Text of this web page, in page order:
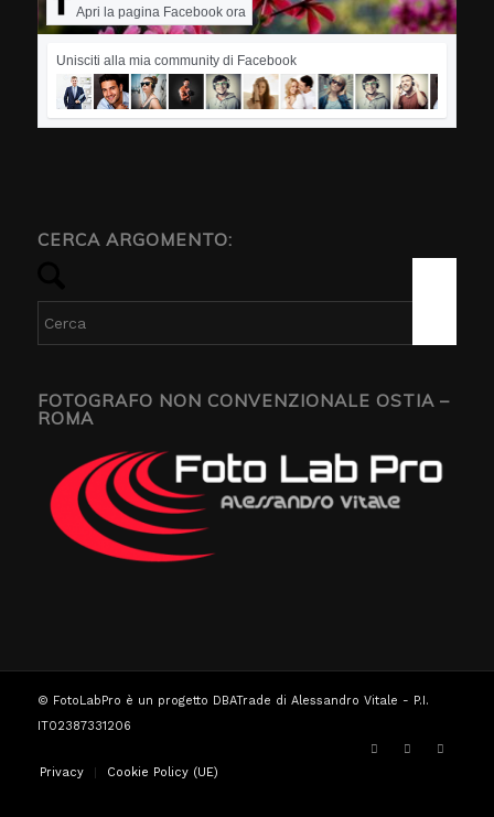
Apri la pagina Facebook ora
Unisciti alla mia community di Facebook
CERCA ARGOMENTO:
FOTOGRAFO NON CONVENZIONALE OSTIA –
ROMA
© FotoLabPro è un progetto DBATrade di Alessandro Vitale - P.I.
IT02387331206
Privacy Cookie Policy (UE)